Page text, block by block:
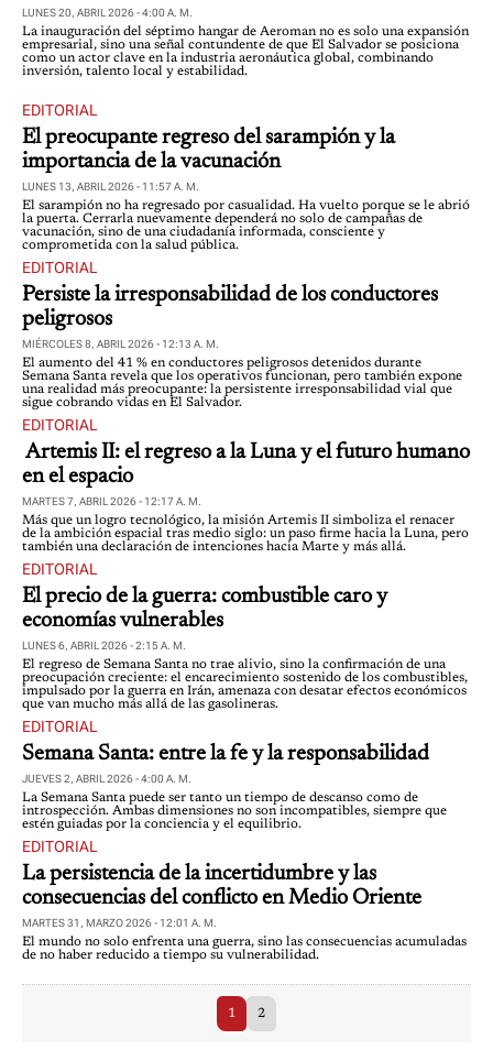
LUNES 20, ABRIL 2026 - 4:00 A. M.
La inauguración del séptimo hangar de Aeroman no es solo una expansión
empresarial, sino una señal contundente de que El Salvador se posiciona
como un actor clave en la industria aeronáutica global, combinando
inversión, talento local y estabilidad.
EDITORIAL
El preocupante regreso del sarampión y la
importancia de la vacunación
LUNES 13, ABRIL 2026 - 11:57 A. M.
El sarampión no ha regresado por casualidad. Ha vuelto porque se le abrió
la puerta. Cerrarla nuevamente dependerá no solo de campañas de
vacunación, sino de una ciudadanía informada, consciente y
comprometida con la salud pública.
EDITORIAL
Persiste la irresponsabilidad de los conductores
peligrosos
MIÉRCOLES 8, ABRIL 2026 - 12:13 A. M.
El aumento del 41 % en conductores peligrosos detenidos durante
Semana Santa revela que los operativos funcionan, pero también expone
una realidad más preocupante: la persistente irresponsabilidad vial que
sigue cobrando vidas en El Salvador.
EDITORIAL
Artemis II: el regreso a la Luna y el futuro humano
en el espacio
MARTES 7, ABRIL 2026 - 12:17 A. M.
Más que un logro tecnológico, la misión Artemis II simboliza el renacer
de la ambición espacial tras medio siglo: un paso firme hacia la Luna, pero
también una declaración de intenciones hacia Marte y más allá.
EDITORIAL
El precio de la guerra: combustible caro y
economías vulnerables
LUNES 6, ABRIL 2026 - 2:15 A. M.
El regreso de Semana Santa no trae alivio, sino la confirmación de una
preocupación creciente: el encarecimiento sostenido de los combustibles,
impulsado por la guerra en Irán, amenaza con desatar efectos económicos
que van mucho más allá de las gasolineras.
EDITORIAL
Semana Santa: entre la fe y la responsabilidad
JUEVES 2, ABRIL 2026 - 4:00 A. M.
La Semana Santa puede ser tanto un tiempo de descanso como de
introspección. Ambas dimensiones no son incompatibles, siempre que
estén guiadas por la conciencia y el equilibrio.
EDITORIAL
La persistencia de la incertidumbre y las
consecuencias del conflicto en Medio Oriente
MARTES 31, MARZO 2026 - 12:01 A. M.
El mundo no solo enfrenta una guerra, sino las consecuencias acumuladas
de no haber reducido a tiempo su vulnerabilidad.
1 2